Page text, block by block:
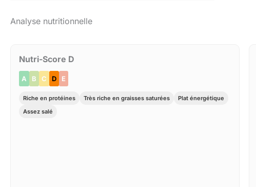
Analyse nutritionnelle
Nutri-Score D
A B C D E
Riche en protéines Très riche en graisses saturées
Plat énergétique
Assez salé